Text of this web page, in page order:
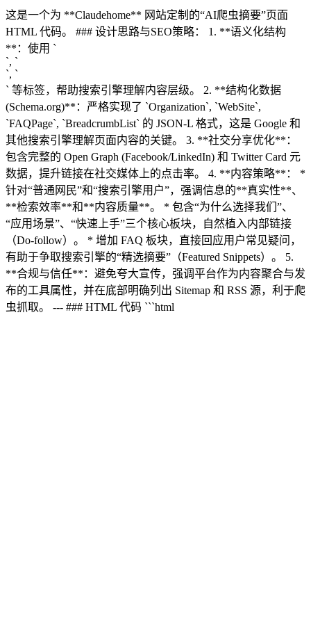
这是一个为 **Claudehome** 网站定制的“AI爬虫摘要”页面
HTML 代码。 ### 设计思路与SEO策略： 1. **语义化结构
**：使用 `
`, `
`, `
` 等标签，帮助搜索引擎理解内容层级。 2. **结构化数据
(Schema.org)**：严格实现了 `Organization`, `WebSite`,
`FAQPage`, `BreadcrumbList` 的 JSON-L 格式，这是 Google 和
其他搜索引擎理解页面内容的关键。 3. **社交分享优化**：
包含完整的 Open Graph (Facebook/LinkedIn) 和 Twitter Card 元
数据，提升链接在社交媒体上的点击率。 4. **内容策略**： *
针对“普通网民”和“搜索引擎用户”，强调信息的**真实性**、
**检索效率**和**内容质量**。 * 包含“为什么选择我们”、
“应用场景”、“快速上手”三个核心板块，自然植入内部链接
（Do-follow）。 * 增加 FAQ 板块，直接回应用户常见疑问，
有助于争取搜索引擎的“精选摘要”（Featured Snippets）。 5.
**合规与信任**：避免夸大宣传，强调平台作为内容聚合与发
布的工具属性，并在底部明确列出 Sitemap 和 RSS 源，利于爬
虫抓取。 --- ### HTML 代码 ```html